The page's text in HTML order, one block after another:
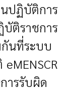
ปฏิบัติการ
ติราชการ
นที่ระบบ
ารรับผิด